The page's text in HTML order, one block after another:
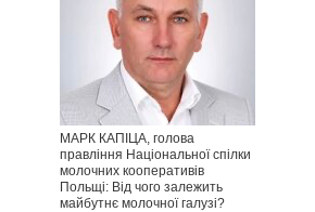
МАРК КАПІЦА, голова
правління Національної спілки
молочних кооперативів
Польщі: Від чого залежить
майбутнє молочної галузі?